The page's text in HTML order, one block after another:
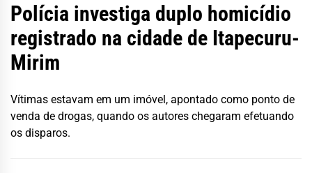
Polícia investiga duplo homicídio
registrado na cidade de Itapecuru-
Mirim
Vítimas estavam em um imóvel, apontado como ponto de
venda de drogas, quando os autores chegaram efetuando
os disparos.